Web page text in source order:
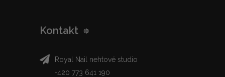
Kontakt
Royal Nail nehtové studio
+420 773 641 190